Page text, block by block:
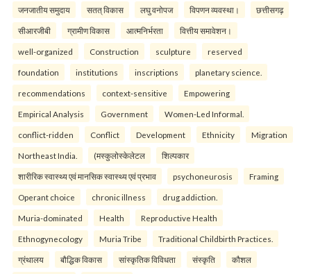
जनजातीय समुदाय सतत् विकास लघु वनोपज विपणन व्यवस्था। छत्तीसगढ़
सीआरजीबी ग्रामीण विकास आत्मनिर्भरता वित्तीय समावेशन।
well-organized Construction sculpture reserved
foundation institutions inscriptions planetary science.
recommendations context-sensitive Empowering
Empirical Analysis Government Women-Led Informal.
conflict-ridden Conflict Development Ethnicity Migration
Northeast India. (मस्कुलोस्केलेटल शिल्पकार
शारीरिक स्वास्थ्य एवं मानसिक स्वास्थ्य एवं प्रभाव psychoneurosis Framing
Operant choice chronic illness drug addiction.
Muria-dominated Health Reproductive Health
Ethnogynecology Muria Tribe Traditional Childbirth Practices.
ग्रंथालय बौद्धिक विकास सांस्कृतिक विविधता संस्कृति कौशल